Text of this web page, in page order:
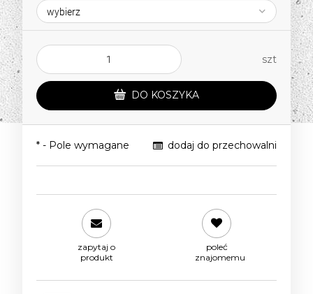
szt
DO KOSZYKA
dodaj do przechowalni
* - Pole wymagane
zapytaj o
produkt
poleć
znajomemu